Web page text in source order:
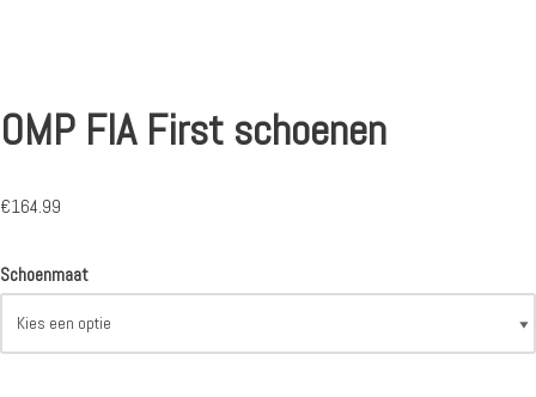
OMP FIA First schoenen
€164.99
Schoenmaat